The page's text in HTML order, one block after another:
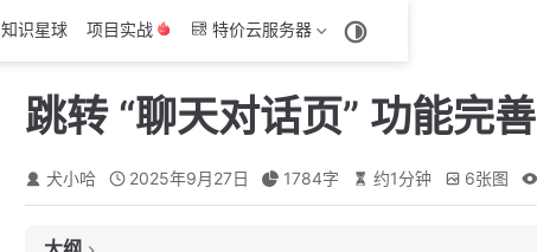
知识星球 项目实战 特价云服务器
跳转 “聊天对话页” 功能完善
犬小哈 2025年9月27日 1784字 约1分钟 6张图